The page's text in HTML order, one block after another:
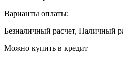
Варианты оплаты:
Безналичный расчет, Наличный
Можно купить в кредит